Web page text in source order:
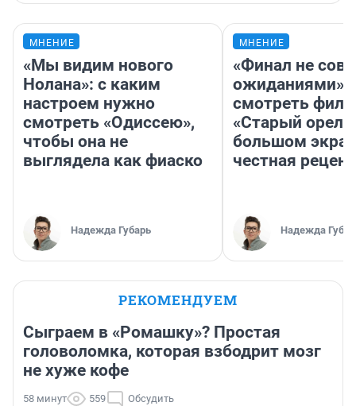
МНЕНИЕ
«Мы видим нового
Нолана»: с каким
настроем нужно
смотреть «Одиссею»,
чтобы она не
выглядела как фиаско
Надежда Губарь
МНЕНИЕ
«Финал не
ожиданиями»:
смотреть
«Старый орел»
большом
честная
Надежда
РЕКОМЕНДУЕМ
Сыграем в «Ромашку»? Простая
головоломка, которая взбодрит мозг
не хуже кофе
58 минут 559 Обсудить